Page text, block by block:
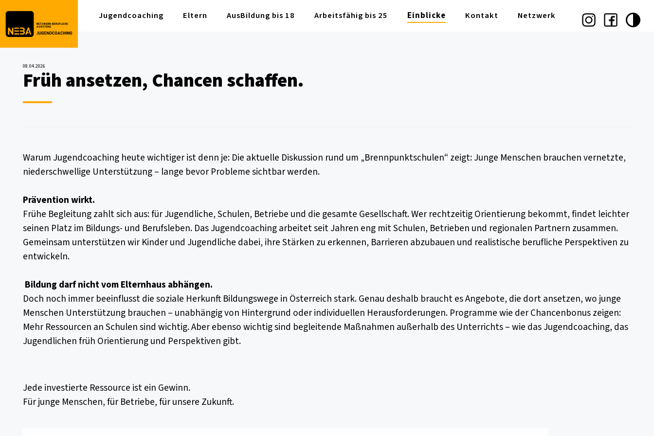
Jugendcoaching Eltern AusBildung bis 18 Arbeitsfähig bis 25 Einblicke Kontakt Netzwerk
08.04.2026
Früh ansetzen, Chancen schaffen.
Warum Jugendcoaching heute wichtiger ist denn je: Die aktuelle Diskussion rund um „Brennpunktschulen“ zeigt: Junge Menschen brauchen vernetzte,
niederschwellige Unterstützung – lange bevor Probleme sichtbar werden.
Prävention wirkt.
Frühe Begleitung zahlt sich aus: für Jugendliche, Schulen, Betriebe und die gesamte Gesellschaft. Wer rechtzeitig Orientierung bekommt, findet leichter
seinen Platz im Bildungs- und Berufsleben. Das Jugendcoaching arbeitet seit Jahren eng mit Schulen, Betrieben und regionalen Partnern zusammen.
Gemeinsam unterstützen wir Kinder und Jugendliche dabei, ihre Stärken zu erkennen, Barrieren abzubauen und realistische berufliche Perspektiven zu
entwickeln.
Bildung darf nicht vom Elternhaus abhängen.
Doch noch immer beeinflusst die soziale Herkunft Bildungswege in Österreich stark. Genau deshalb braucht es Angebote, die dort ansetzen, wo junge
Menschen Unterstützung brauchen – unabhängig von Hintergrund oder individuellen Herausforderungen. Programme wie der Chancenbonus zeigen:
Mehr Ressourcen an Schulen sind wichtig. Aber ebenso wichtig sind begleitende Maßnahmen außerhalb des Unterrichts – wie das Jugendcoaching, das
Jugendlichen früh Orientierung und Perspektiven gibt.
Jede investierte Ressource ist ein Gewinn.
Für junge Menschen, für Betriebe, für unsere Zukunft.